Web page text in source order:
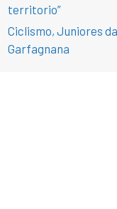
territorio”
Ciclismo, Juniores
Garfagnana